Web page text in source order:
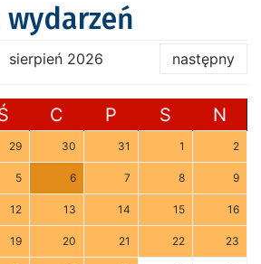
sierpień 2026 następny
C P S N
29 30 31 1 2
5 6 7 8 9
12 13 14 15 16
19 20 21 22 23